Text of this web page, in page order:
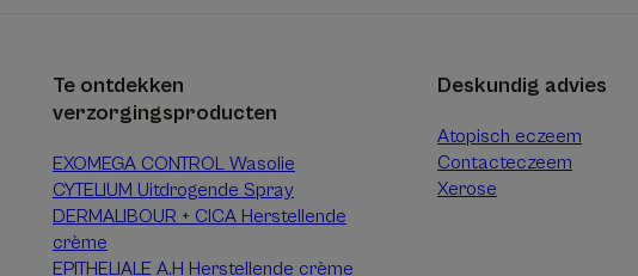
Te ontdekken
verzorgingsproducten
EXOMEGA CONTROL Wasolie
CYTELIUM Uitdrogende Spray
DERMALIBOUR + CICA Herstellende
crème
EPITHELIALE A.H Herstellende crème
Deskundig advies
Atopisch eczeem
Contacteczeem
Xerose